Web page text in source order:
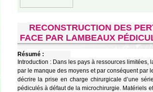
RECONSTRUCTION DES
FACE PAR LAMBEAUX
Résumé :
Introduction : Dans les pays à ressources
par le manque des moyens et par conséquent par
décrire la prise en charge chirurgicale d’une
pédiculés à défaut de la microchirurgie. Matériels